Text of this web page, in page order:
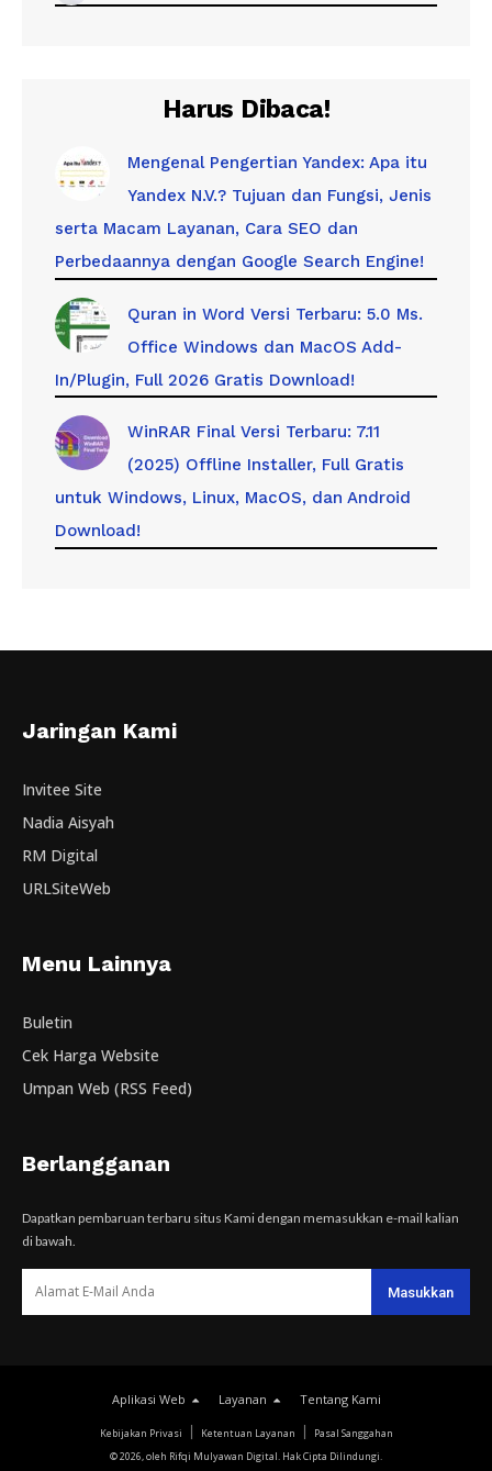
Harus Dibaca!
Mengenal Pengertian Yandex: Apa itu
Yandex N.V.? Tujuan dan Fungsi, Jenis
serta Macam Layanan, Cara SEO dan
Perbedaannya dengan Google Search Engine!
Quran in Word Versi Terbaru: 5.0 Ms.
Office Windows dan MacOS Add-
In/Plugin, Full 2026 Gratis Download!
WinRAR Final Versi Terbaru: 7.11
(2025) Offline Installer, Full Gratis
untuk Windows, Linux, MacOS, dan Android
Download!
Jaringan Kami
Invitee Site
Nadia Aisyah
RM Digital
URLSiteWeb
Menu Lainnya
Buletin
Cek Harga Website
Umpan Web (RSS Feed)
Berlangganan
Dapatkan pembaruan terbaru situs Kami dengan memasukkan e-mail kalian
di bawah.
Aplikasi Web Layanan Tentang Kami
Kebijakan Privasi Ketentuan Layanan
Pasal Sanggahan
© 2026, oleh Rifqi Mulyawan Digital. Hak Cipta Dilindungi.